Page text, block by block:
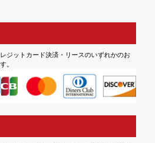
ジットカード決済・リースのいずれかのお
。